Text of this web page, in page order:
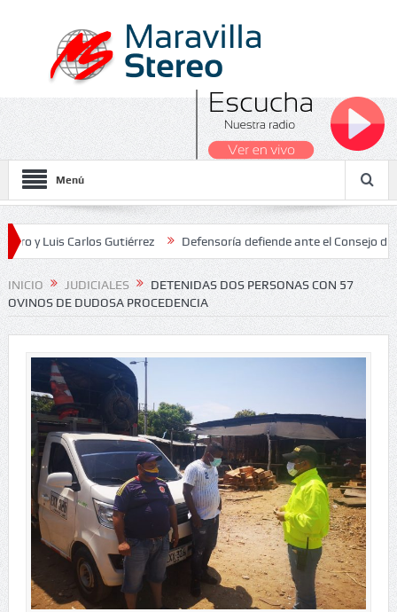
Menú
Carlos Gutiérrez Defensoría defiende ante el Consejo de
2026
INICIO JUDICIALES
DETENIDAS DOS PERSONAS CON 57
OVINOS DE DUDOSA PROCEDENCIA